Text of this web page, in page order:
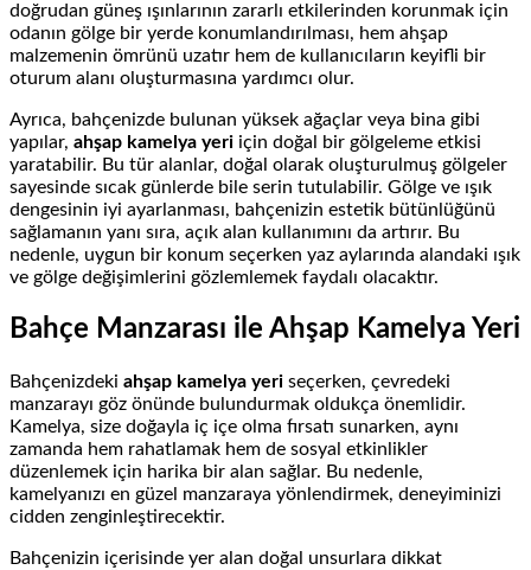
doğrudan güneş ışınlarının zararlı etkilerinden korunmak için
odanın gölge bir yerde konumlandırılması, hem ahşap
malzemenin ömrünü uzatır hem de kullanıcıların keyifli bir
oturum alanı oluşturmasına yardımcı olur.
Ayrıca, bahçenizde bulunan yüksek ağaçlar veya bina gibi
yapılar, ahşap kamelya yeri için doğal bir gölgeleme etkisi
yaratabilir. Bu tür alanlar, doğal olarak oluşturulmuş gölgeler
sayesinde sıcak günlerde bile serin tutulabilir. Gölge ve ışık
dengesinin iyi ayarlanması, bahçenizin estetik bütünlüğünü
sağlamanın yanı sıra, açık alan kullanımını da artırır. Bu
nedenle, uygun bir konum seçerken yaz aylarında alandaki ışık
ve gölge değişimlerini gözlemlemek faydalı olacaktır.
Bahçe Manzarası ile Ahşap Kamelya Yeri
Bahçenizdeki ahşap kamelya yeri seçerken, çevredeki
manzarayı göz önünde bulundurmak oldukça önemlidir.
Kamelya, size doğayla iç içe olma fırsatı sunarken, aynı
zamanda hem rahatlamak hem de sosyal etkinlikler
düzenlemek için harika bir alan sağlar. Bu nedenle,
kamelyanızı en güzel manzaraya yönlendirmek, deneyiminizi
cidden zenginleştirecektir.
Bahçenizin içerisinde yer alan doğal unsurlara dikkat